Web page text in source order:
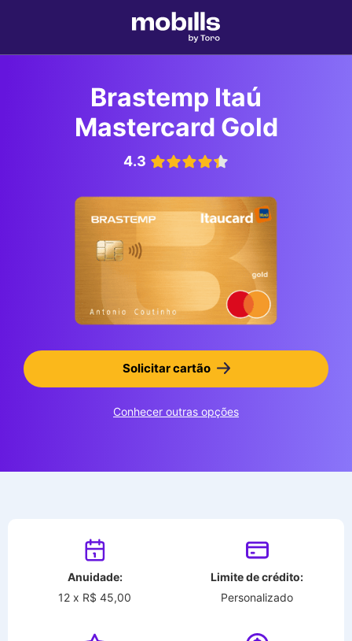
Brastemp Itaú
Mastercard Gold
4.3
Solicitar cartão
Conhecer outras opções
Anuidade:
12 x R$ 45,00
Limite de crédito:
Personalizado